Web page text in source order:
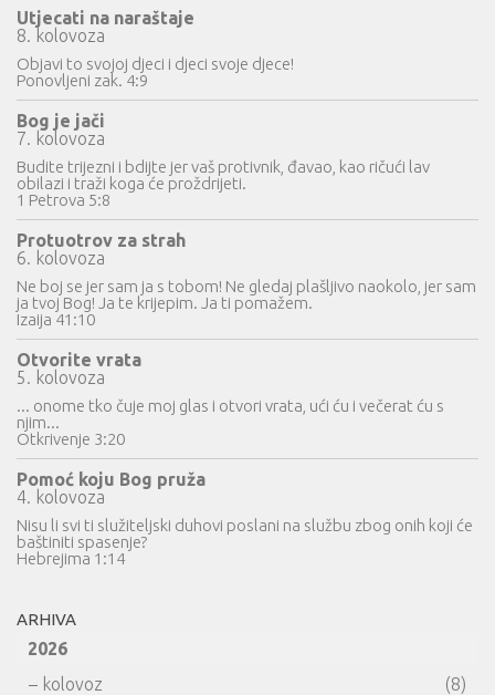
Utjecati na naraštaje
8. kolovoza
Objavi to svojoj djeci i djeci svoje djece!
Ponovljeni zak. 4:9
Bog je jači
7. kolovoza
Budite trijezni i bdijte jer vaš protivnik, đavao, kao ričući lav
obilazi i traži koga će proždrijeti.
1 Petrova 5:8
Protuotrov za strah
6. kolovoza
Ne boj se jer sam ja s tobom! Ne gledaj plašljivo naokolo, jer sam
ja tvoj Bog! Ja te krijepim. Ja ti pomažem.
Izaija 41:10
Otvorite vrata
5. kolovoza
... onome tko čuje moj glas i otvori vrata, ući ću i večerat ću s
njim...
Otkrivenje 3:20
Pomoć koju Bog pruža
4. kolovoza
Nisu li svi ti služiteljski duhovi poslani na službu zbog onih koji će
baštiniti spasenje?
Hebrejima 1:14
ARHIVA
2026
– kolovoz
(8)